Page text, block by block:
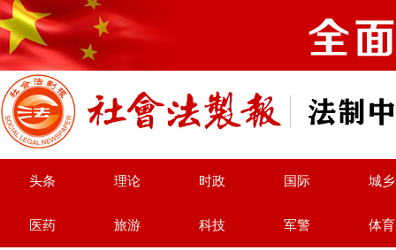
头条 理论 时政 国际 城乡
医药 旅游 科技 军警 体育